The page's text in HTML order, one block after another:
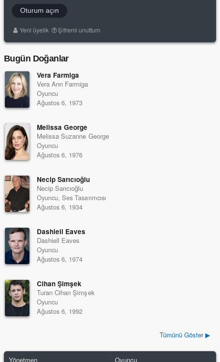
Oturum açın
Yeni üyelik Şifremi unuttum
Bugün Doğanlar
Vera Farmiga
Vera Ann Farmiga
Oyuncu
Ağustos 6, 1973
Melissa George
Melissa Suzanne George
Oyuncu
Ağustos 6, 1976
Necip Sarıcıoğlu
Necip Sarıcıoğlu
Oyuncu, Ses Tasarımcısı
Ağustos 6, 1934
Dashiell Eaves
Dashiell Eaves
Oyuncu
Ağustos 6, 1974
Cihan Şimşek
Turan Cihan Şimşek
Oyuncu
Ağustos 6, 1992
Tümünü Göster ▶
Yönetmen
Oyuncu